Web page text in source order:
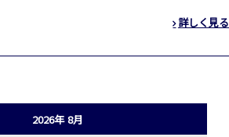
詳しく見る
2026年 8月